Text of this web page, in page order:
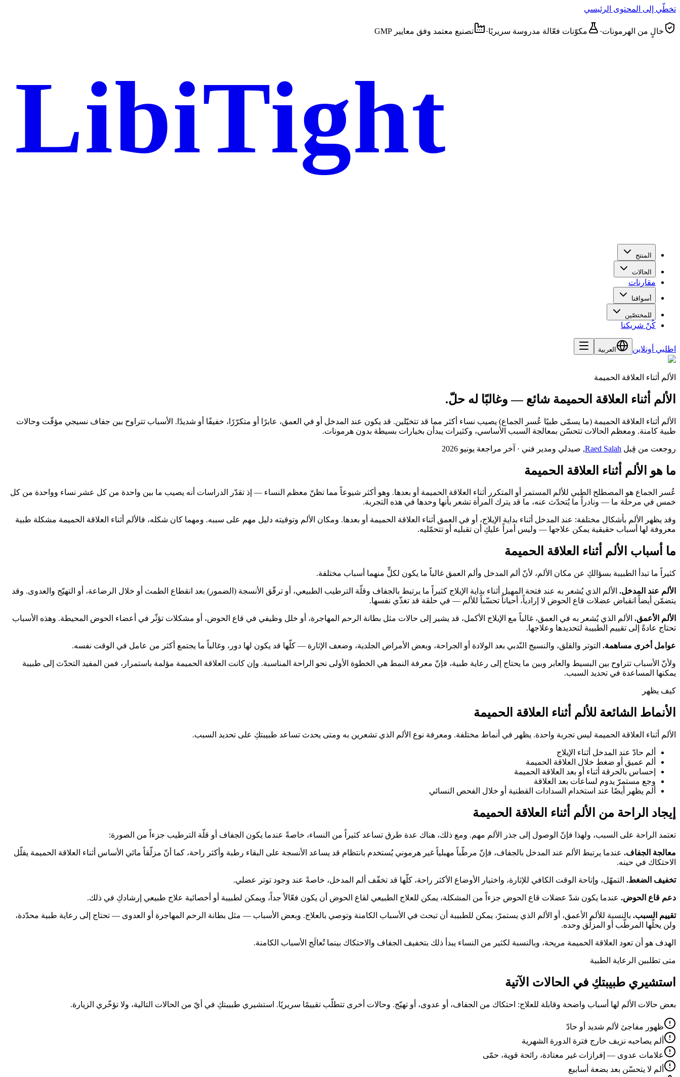
تخطّي إلى المحتوى الرئيسي
خالٍ من الهرمونات· مكوّنات فعّالة مدروسة سريريًا· تصنيع معتمد وفق معايير GMP
LibiTight
المنتج
الحالات
مقارنات
أسواقنا
للمختصّين
كُنْ شريكنا
اطلبي أونلاين العربية
الألم أثناء العلاقة الحميمة
الألم أثناء العلاقة الحميمة شائع — وغالبًا له حلّ.
الألم أثناء العلاقة الحميمة (ما يسمّى طبيًا عُسر الجماع) يصيب نساء أكثر مما قد تتخيّلين. قد يكون عند المدخل أو في العمق، عابرًا أو متكرّرًا، خفيفًا أو شديدًا. الأسباب تتراوح بين جفاف نسيجي مؤقّت وحالات
طبية كامنة. ومعظم الحالات تتحسّن بمعالجة السبب الأساسي، وكثيرات يبدأن بخيارات بسيطة بدون هرمونات.
روجعت من قِبل Raed Salah
, صيدلي ومدير فني · آخر مراجعة يونيو 2026
ما هو الألم أثناء العلاقة الحميمة
عُسر الجماع هو المصطلح الطبي للألم المستمر أو المتكرر أثناء العلاقة الحميمة أو بعدها. وهو أكثر شيوعاً مما تظنّ معظم النساء — إذ تقدّر الدراسات أنه يصيب ما بين واحدة من كل عشر نساء وواحدة من كل
خمس في مرحلة ما — ونادراً ما يُتحدّث عنه، ما قد يترك المرأة تشعر بأنها وحدها في هذه التجربة.
وقد يظهر الألم بأشكال مختلفة: عند المدخل أثناء بداية الإيلاج، أو في العمق أثناء العلاقة الحميمة أو بعدها. ومكان الألم وتوقيته دليل مهم على سببه. ومهما كان شكله، فالألم أثناء العلاقة الحميمة مشكلة طبية
معروفة لها أسباب حقيقية يمكن علاجها — وليس أمراً عليكِ أن تقبليه أو تتحمّليه.
ما أسباب الألم أثناء العلاقة الحميمة
كثيراً ما تبدأ الطبيبة بسؤالكِ عن مكان الألم، لأنّ ألم المدخل وألم العمق غالباً ما يكون لكلٍّ منهما أسباب مختلفة.
الألم عند المدخل. الألم الذي يُشعر به عند فتحة المهبل أثناء بداية الإيلاج كثيراً ما يرتبط بالجفاف وقلّة الترطيب الطبيعي، أو ترقّق الأنسجة (الضمور) بعد انقطاع الطمث أو خلال الرضاعة، أو التهيّج والعدوى. وقد
يتضمّن أيضاً انقباض عضلات قاع الحوض لا إرادياً، أحياناً تحسّباً للألم — في حلقة قد تغذّي نفسها.
الألم الأعمق. الألم الذي يُشعر به في العمق، غالباً مع الإيلاج الأكمل، قد يشير إلى حالات مثل بطانة الرحم المهاجرة، أو خلل وظيفي في قاع الحوض، أو مشكلات تؤثّر في أعضاء الحوض المحيطة. وهذه الأسباب
تحتاج عادةً إلى تقييم الطبيبة لتحديدها وعلاجها.
عوامل أخرى مساهمة. التوتر والقلق، والنسيج النّدبي بعد الولادة أو الجراحة، وبعض الأمراض الجلدية، وضعف الإثارة — كلّها قد يكون لها دور، وغالباً ما يجتمع أكثر من عامل في الوقت نفسه.
ولأنّ الأسباب تتراوح بين البسيط والعابر وبين ما يحتاج إلى رعاية طبية، فإنّ معرفة النمط هي الخطوة الأولى نحو الراحة المناسبة. وإن كانت العلاقة الحميمة مؤلمة باستمرار، فمن المفيد التحدّث إلى طبيبة
يمكنها المساعدة في تحديد السبب.
كيف يظهر
الأنماط الشائعة للألم أثناء العلاقة الحميمة
الألم أثناء العلاقة الحميمة ليس تجربة واحدة. يظهر في أنماط مختلفة. ومعرفة نوع الألم الذي تشعرين به ومتى يحدث تساعد طبيبتكِ على تحديد السبب.
ألم حادّ عند المدخل أثناء الإيلاج
ألم عميق أو ضغط خلال العلاقة الحميمة
إحساس بالحرقة أثناء أو بعد العلاقة الحميمة
وجع مستمرّ يدوم لساعات بعد العلاقة
ألم يظهر أيضًا عند استخدام السدادات القطنية أو خلال الفحص النسائي
إيجاد الراحة من الألم أثناء العلاقة الحميمة
تعتمد الراحة على السبب، ولهذا فإنّ الوصول إلى جذر الألم مهم. ومع ذلك، هناك عدة طرق تساعد كثيراً من النساء، خاصةً عندما يكون الجفاف أو قلّة الترطيب جزءاً من الصورة:
معالجة الجفاف. عندما يرتبط الألم عند المدخل بالجفاف، فإنّ مرطّباً مهبلياً غير هرموني يُستخدم بانتظام قد يساعد الأنسجة على البقاء رطبة وأكثر راحة، كما أنّ مزلّقاً مائي الأساس أثناء العلاقة الحميمة يقلّل
الاحتكاك في حينه.
تخفيف الضغط. التمهّل، وإتاحة الوقت الكافي للإثارة، واختيار الأوضاع الأكثر راحة، كلّها قد تخفّف ألم المدخل، خاصةً عند وجود توتر عضلي.
دعم قاع الحوض. عندما يكون شدّ عضلات قاع الحوض جزءاً من المشكلة، يمكن للعلاج الطبيعي لقاع الحوض أن يكون فعّالاً جداً، ويمكن لطبيبة أو أخصائية علاج طبيعي إرشادكِ في ذلك.
تقييم السبب. بالنسبة للألم الأعمق، أو الألم الذي يستمرّ، يمكن للطبيبة أن تبحث في الأسباب الكامنة وتوصي بالعلاج. وبعض الأسباب — مثل بطانة الرحم المهاجرة أو العدوى — تحتاج إلى رعاية طبية محدّدة،
ولن يحلّها المرطّب أو المزلّق وحده.
الهدف هو أن تعود العلاقة الحميمة مريحة، وبالنسبة لكثير من النساء يبدأ ذلك بتخفيف الجفاف والاحتكاك بينما تُعالَج الأسباب الكامنة.
متى تطلبين الرعاية الطبية
استشيري طبيبتكِ في الحالات الآتية
بعض حالات الألم لها أسباب واضحة وقابلة للعلاج: احتكاك من الجفاف، أو عدوى، أو تهيّج. وحالات أخرى تتطلّب تقييمًا سريريًا. استشيري طبيبتكِ في أيّ من الحالات التالية، ولا تؤخّري الزيارة.
ظهور مفاجئ لألم شديد أو حادّ
ألم يصاحبه نزيف خارج فترة الدورة الشهرية
علامات عدوى — إفرازات غير معتادة، رائحة قوية، حمّى
ألم لا يتحسّن بعد بضعة أسابيع